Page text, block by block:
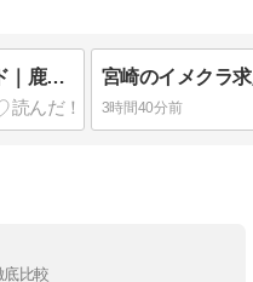
鹿児島のイメクラ求人完全ガイド｜鹿児島市・天文館・中央駅・谷山・霧島・姶良・薩摩川内・鹿屋・指宿・奄美の街選び
3時間40分前
比較